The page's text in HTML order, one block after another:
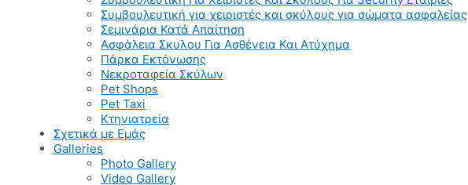
Συμβουλευτική για χειριστές και σκύλους για σώματα ασφαλείας
Σεμινάρια Κατά Απαίτηση
Ασφάλεια Σκυλου Για Ασθένεια Και Ατύχημα
Πάρκα Εκτόνωσης
Νεκροταφεία Σκύλων
Pet Shops
Pet Taxi
Κτηνιατρεία
Σχετικά με Εμάς
Galleries
Photo Gallery
Video Gallery